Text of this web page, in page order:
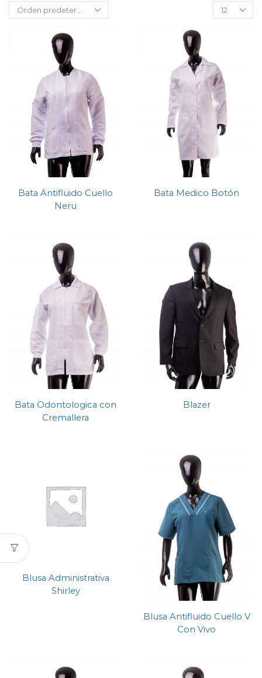
Bata Antifluido Cuello
Neru
Bata Medico Botón
Bata Odontologica con
Cremallera
Blazer
Blusa Administrativa
Shirley
Blusa Antifluido Cuello V
Con Vivo